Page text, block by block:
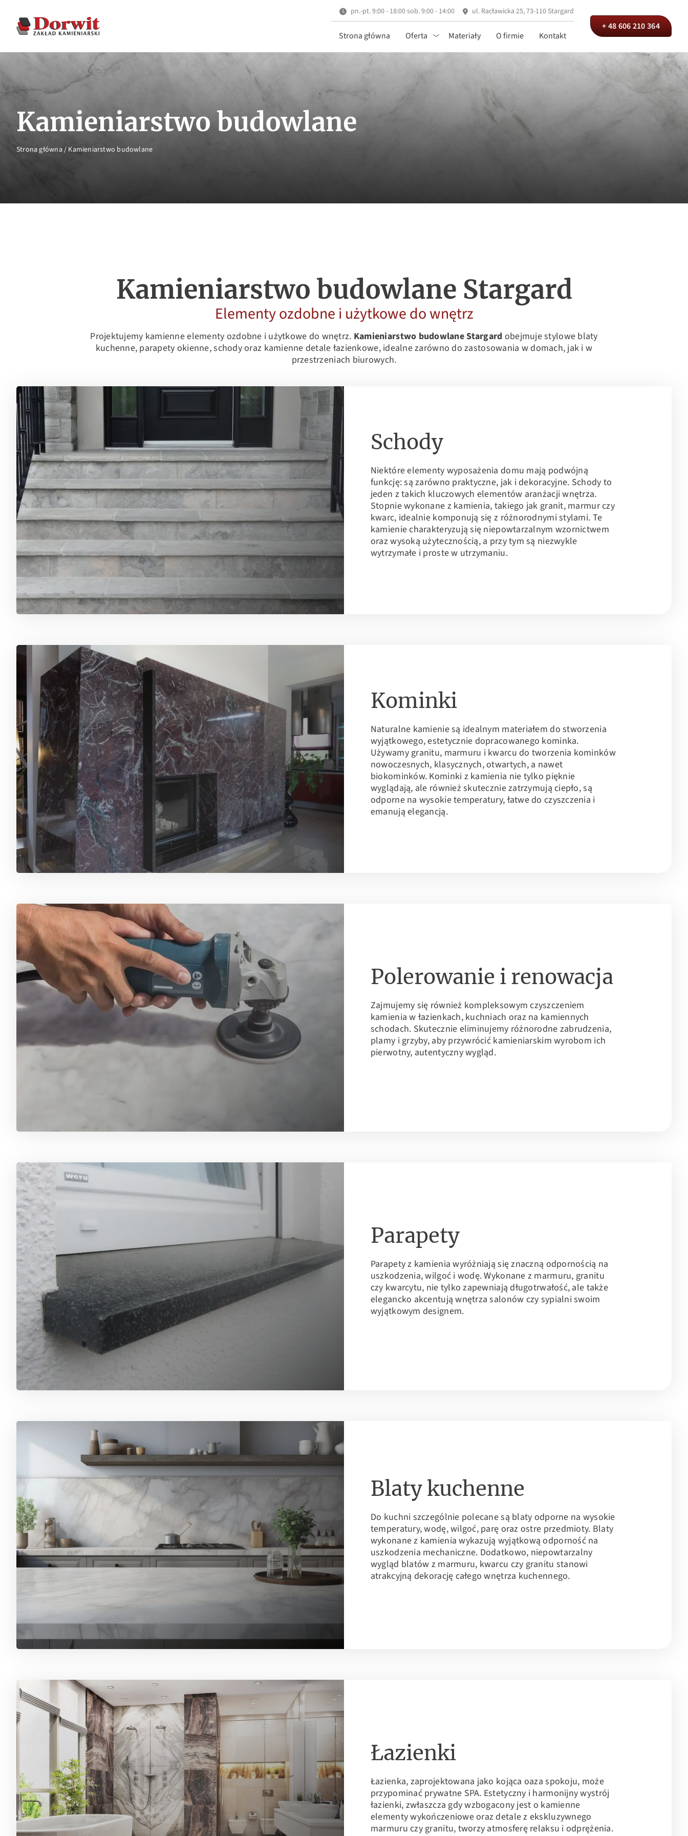
pn.-pt. 9:00 - 18:00 sob. 9:00 - 14:00 ul. Racławicka 25, 73-110 Stargard
Strona główna Oferta Materiały O firmie Kontakt
+ 48 606 210 364
Kamieniarstwo budowlane
Strona główna / Kamieniarstwo budowlane
Kamieniarstwo budowlane Stargard
Elementy ozdobne i użytkowe do wnętrz
Projektujemy kamienne elementy ozdobne i użytkowe do wnętrz. Kamieniarstwo budowlane Stargard obejmuje stylowe blaty
kuchenne, parapety okienne, schody oraz kamienne detale łazienkowe, idealne zarówno do zastosowania w domach, jak i w
przestrzeniach biurowych.
Schody
Niektóre elementy wyposażenia domu mają podwójną
funkcję: są zarówno praktyczne, jak i dekoracyjne. Schody to
jeden z takich kluczowych elementów aranżacji wnętrza.
Stopnie wykonane z kamienia, takiego jak granit, marmur czy
kwarc, idealnie komponują się z różnorodnymi stylami. Te
kamienie charakteryzują się niepowtarzalnym wzornictwem
oraz wysoką użytecznością, a przy tym są niezwykle
wytrzymałe i proste w utrzymaniu.
Kominki
Naturalne kamienie są idealnym materiałem do stworzenia
wyjątkowego, estetycznie dopracowanego kominka.
Używamy granitu, marmuru i kwarcu do tworzenia kominków
nowoczesnych, klasycznych, otwartych, a nawet
biokominków. Kominki z kamienia nie tylko pięknie
wyglądają, ale również skutecznie zatrzymują ciepło, są
odporne na wysokie temperatury, łatwe do czyszczenia i
emanują elegancją.
Polerowanie i renowacja
Zajmujemy się również kompleksowym czyszczeniem
kamienia w łazienkach, kuchniach oraz na kamiennych
schodach. Skutecznie eliminujemy różnorodne zabrudzenia,
plamy i grzyby, aby przywrócić kamieniarskim wyrobom ich
pierwotny, autentyczny wygląd.
Parapety
Parapety z kamienia wyróżniają się znaczną odpornością na
uszkodzenia, wilgoć i wodę. Wykonane z marmuru, granitu
czy kwarcytu, nie tylko zapewniają długotrwałość, ale także
elegancko akcentują wnętrza salonów czy sypialni swoim
wyjątkowym designem.
Blaty kuchenne
Do kuchni szczególnie polecane są blaty odporne na wysokie
temperatury, wodę, wilgoć, parę oraz ostre przedmioty. Blaty
wykonane z kamienia wykazują wyjątkową odporność na
uszkodzenia mechaniczne. Dodatkowo, niepowtarzalny
wygląd blatów z marmuru, kwarcu czy granitu stanowi
atrakcyjną dekorację całego wnętrza kuchennego.
Łazienki
Łazienka, zaprojektowana jako kojąca oaza spokoju, może
przypominać prywatne SPA. Estetyczny i harmonijny wystrój
łazienki, zwłaszcza gdy wzbogacony jest o kamienne
elementy wykończeniowe oraz detale z ekskluzywnego
marmuru czy granitu, tworzy atmosferę relaksu i odprężenia.